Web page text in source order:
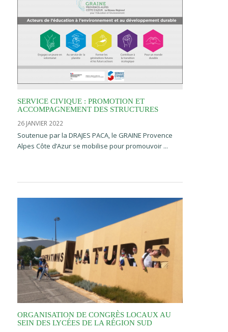
SERVICE CIVIQUE : PROMOTION ET
ACCOMPAGNEMENT DES STRUCTURES
26 JANVIER 2022
Soutenue par la DRAJES PACA, le GRAINE Provence
Alpes Côte d’Azur se mobilise pour promouvoir ...
ORGANISATION DE CONGRÈS LOCAUX AU
SEIN DES LYCÉES DE LA RÉGION SUD